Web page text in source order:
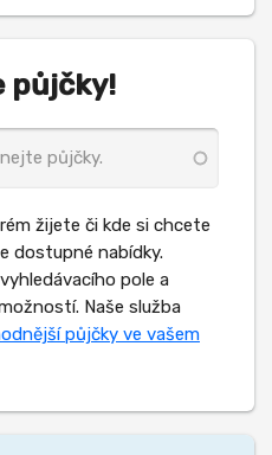
půjčky!
žijete či kde si chcete
dostupné nabídky.
pole a
Naše služba
půjčky ve vašem